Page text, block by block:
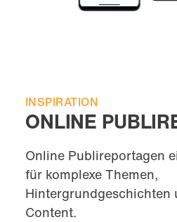
INSPIRATION
ONLINE
Online Publireportagen
für komplexe Themen,
Hintergrundgeschichten
Content.